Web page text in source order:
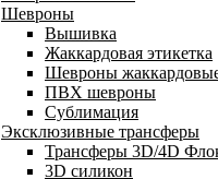
Шевроны
Вышивка
Жаккардовая этикетка
Шевроны
ПВХ шевроны
Сублимация
Эксклюзивные трансферы
Трансферы 3D/4D
3D силикон